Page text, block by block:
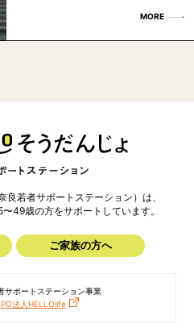
MORE
若者サポートステーション）は、
〜49歳の方をサポートしています。
ご家族の方へ
サポートステーション事業
法人HELLOlife